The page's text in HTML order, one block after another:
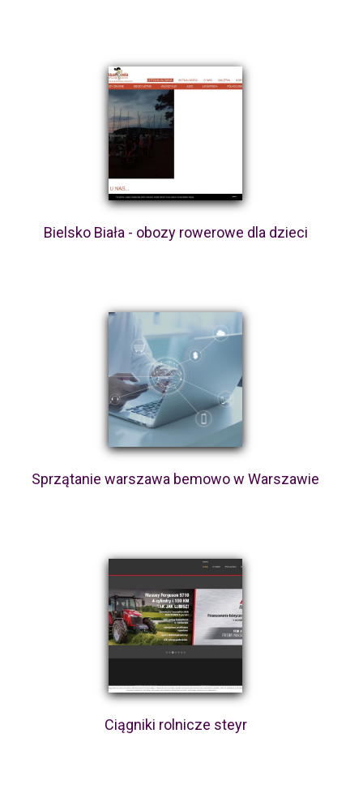
Bielsko Biała - obozy rowerowe dla dzieci
Sprzątanie warszawa bemowo w Warszawie
Ciągniki rolnicze steyr